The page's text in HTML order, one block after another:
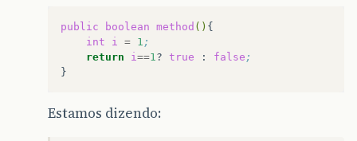
public boolean method ()
int
i = 1 ;
return
i ==1 ? true : false ;
Estamos dizendo: